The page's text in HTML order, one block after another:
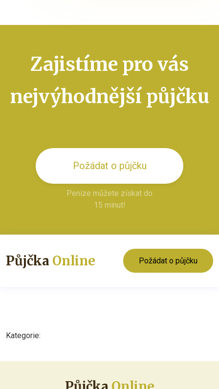
Zajistíme pro vás
nejvýhodnější půjčku
Požádat o půjčku
Peníze můžete získat do
15 minut!
Půjčka Online Požádat o půjčku
Kategorie: